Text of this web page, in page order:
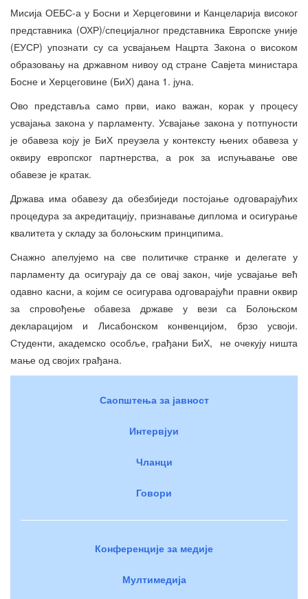
Мисија ОЕБС-а у Босни и Херцеговини и Канцеларија високог
представника (ОХР)/специјалног представника Европске уније
(ЕУСР) упознати су са усвајањем Нацрта Закона о високом
образовању на државном нивоу од стране Савјета министара
Босне и Херцеговине (БиХ) дана 1. јуна.
Ово представља само први, иако важан, корак у процесу
усвајања закона у парламенту. Усвајање закона у потпуности
је обавеза коју је БиХ преузела у контексту њених обавеза у
оквиру европског партнерства, а рок за испуњавање ове
обавезе је кратак.
Држава има обавезу да обезбиједи постојање одговарајућих
процедура за акредитацију, признавање диплома и осигурање
квалитета у складу за болоњским принципима.
Снажно апелујемо на све политичке странке и делегате у
парламенту да осигурају да се овај закон, чије усвајање већ
одавно касни, а којим се осигурава одговарајући правни оквир
за спровођење обавеза државе у вези са Болоњском
декларацијом и Лисабонском конвенцијом, брзо усвоји.
Студенти, академско особље, грађани БиХ, не очекују ништа
мање од својих грађана.
Саопштења за јавност
Интервјуи
Чланци
Говори
Конференције за медије
Мултимедија